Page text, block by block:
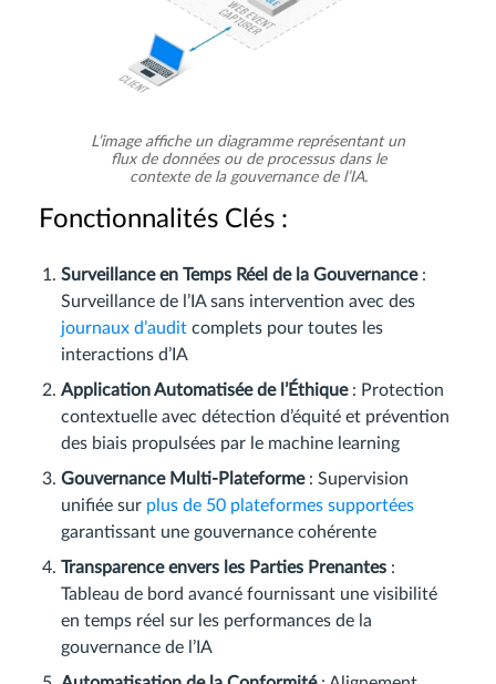
L’image affiche un diagramme représentant un
flux de données ou de processus dans le
contexte de la gouvernance de l’IA.
Fonctionnalités Clés :
Surveillance en Temps Réel de la Gouvernance:
Surveillance de l’IA sans intervention avec des
journaux d’audit complets pour toutes les
interactions d’IA
Application Automatisée de l’Éthique: Protection
contextuelle avec détection d’équité et prévention
des biais propulsées par le machine learning
Gouvernance Multi-Plateforme: Supervision
unifiée sur plus de 50 plateformes supportées
garantissant une gouvernance cohérente
Transparence envers les Parties Prenantes :
Tableau de bord avancé fournissant une visibilité
en temps réel sur les performances de la
gouvernance de l’IA